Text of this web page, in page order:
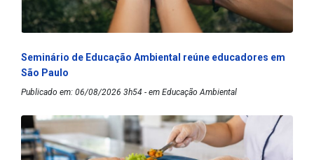
Seminário de Educação Ambiental reúne educadores em
São Paulo
Publicado em: 06/08/2026 3h54 - em Educação Ambiental